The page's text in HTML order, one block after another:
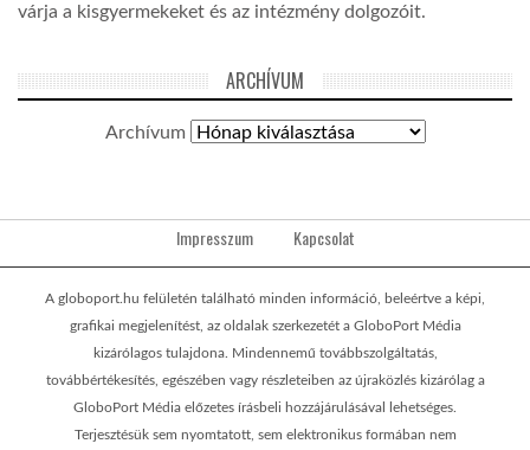
várja a kisgyermekeket és az intézmény dolgozóit.
ARCHÍVUM
Archívum
Impresszum Kapcsolat
A globoport.hu felületén található minden információ, beleértve a képi,
grafikai megjelenítést, az oldalak szerkezetét a GloboPort Média
kizárólagos tulajdona. Mindennemű továbbszolgáltatás,
továbbértékesítés, egészében vagy részleteiben az újraközlés kizárólag a
GloboPort Média előzetes írásbeli hozzájárulásával lehetséges.
Terjesztésük sem nyomtatott, sem elektronikus formában nem